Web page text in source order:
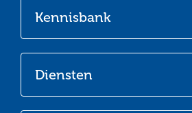
Diensten
Kennisbank